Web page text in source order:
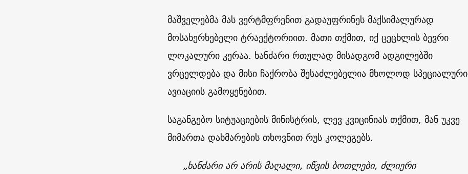
მაშველებმა მას ვერტმფრენით გადაუფრინეს მაქსიმალურად
მოსახერხებელი ტრაექტორიით. მათი თქმით, იქ ცეცხლის ბევრი
ლოკალური კერაა. ხანძარი რთულად მისადგომ ადგილებში
ვრცელდება და მისი ჩაქრობა შესაძლებელია მხოლოდ სპეციალური
ავიაციის გამოყენებით.
საგანგებო სიტუაციების მინისტრის, ლევ კვიცინიას თქმით, მან უკვე
მიმართა დახმარების თხოვნით რუს კოლეგებს.
„ხანძარი არ არის მაღალი, იწვის ბოთლები, ძლიერი